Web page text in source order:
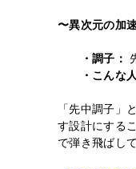
〜異次元の加
・調子：
・こんな人
「先中調子」
す設計にする
で弾き飛ばし